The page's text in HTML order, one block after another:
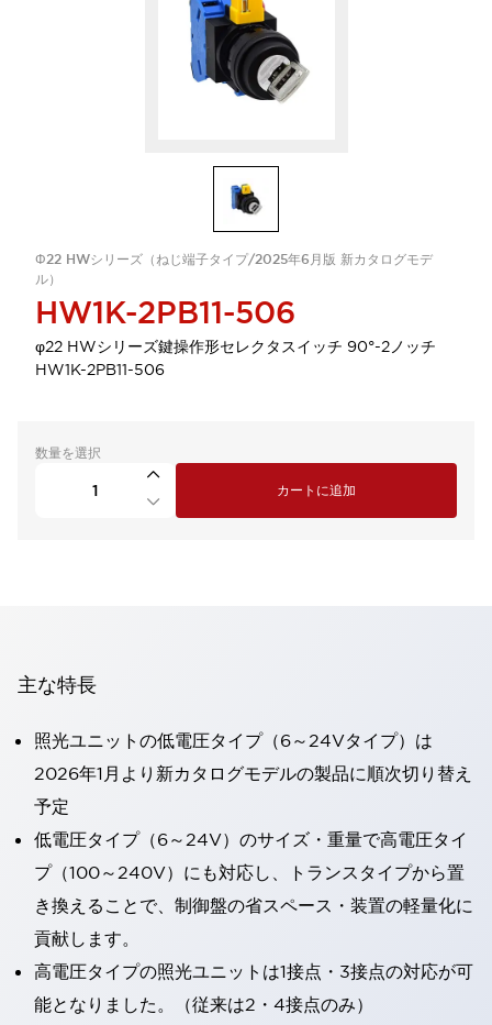
Φ22 HWシリーズ（ねじ端子タイプ/2025年6月版 新カタログモデ
ル）
HW1K-2PB11-506
φ22 HWシリーズ鍵操作形セレクタスイッチ 90°-2ノッチ
HW1K-2PB11-506
数量を選択
カートに追加
主な特長
照光ユニットの低電圧タイプ（6～24Vタイプ）は
2026年1月より新カタログモデルの製品に順次切り替え
予定
低電圧タイプ（6～24V）のサイズ・重量で高電圧タイ
プ（100～240V）にも対応し、トランスタイプから置
き換えることで、制御盤の省スペース・装置の軽量化に
貢献します。
高電圧タイプの照光ユニットは1接点・3接点の対応が可
能となりました。（従来は2・4接点のみ）